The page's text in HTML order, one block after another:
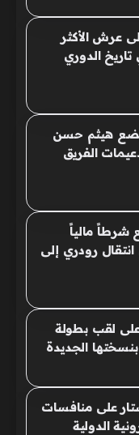
عرش الأكثر
الدوري
يضع هيثم حسن
الفريق
مالياً
رودري إلى
على لقب بطولة
الجديدة
على منافسات
الدولية